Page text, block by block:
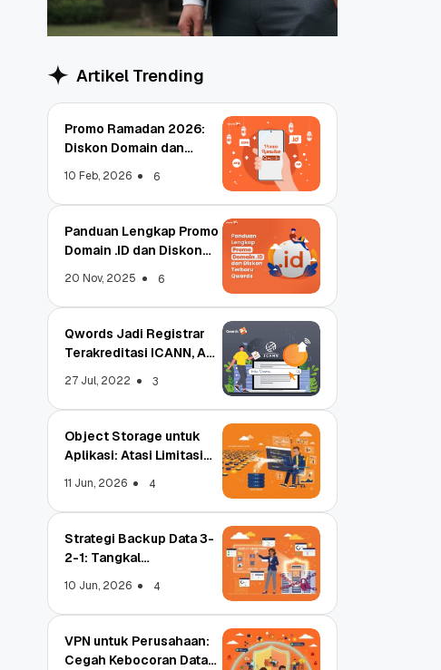
Artikel Trending
Promo Ramadan 2026:
Diskon Domain dan
10 Feb, 2026 6
Panduan Lengkap Promo
Domain .ID dan Diskon
20 Nov, 2025 6
Qwords Jadi Registrar
Terakreditasi ICANN, Apa
27 Jul, 2022 3
Object Storage untuk
Aplikasi: Atasi Limitasi
11 Jun, 2026 4
Strategi Backup Data 3-
2-1: Tangkal
10 Jun, 2026 4
VPN untuk Perusahaan:
Cegah Kebocoran Data